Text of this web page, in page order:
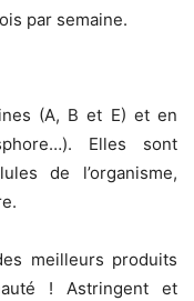
par semaine.
(A, B et E) et en
Elles sont
de l’organisme,
meilleurs produits
! Astringent et